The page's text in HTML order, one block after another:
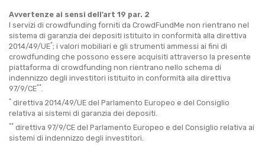
Avvertenze ai sensi dell’art 19 par. 2
I servizi di crowdfunding forniti da CrowdFundMe non rientrano nel
sistema di garanzia dei depositi istituito in conformità alla direttiva
2014/49/UE*; i valori mobiliari e gli strumenti ammessi ai fini di
crowdfunding che possono essere acquisiti attraverso la presente
piattaforma di crowdfunding non rientrano nello schema di
indennizzo degli investitori istituito in conformità alla direttiva
97/9/CE**
* direttiva 2014/49/UE del Parlamento Europeo e del Consiglio
relativa ai sistemi di garanzia dei depositi.
** direttiva 97/9/CE del Parlamento Europeo e del Consiglio relativa ai
sistemi di indennizzo degli investitori.